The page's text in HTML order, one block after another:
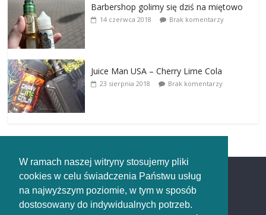
W ramach naszej witryny stosujemy pliki
cookies w celu świadczenia Państwu usług
na najwyższym poziomie, w tym w sposób
dostosowany do indywidualnych potrzeb.
Barbershop golimy się dziś na miętowo
14 czerwca 2018 Brak komentarzy
Juice Man USA – Cherry Lime Cola
23 sierpnia 2018 Brak komentarzy
Redakcja